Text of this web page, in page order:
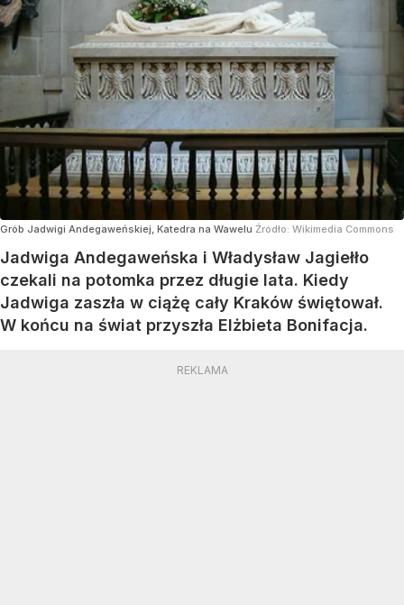
Grób Jadwigi Andegaweńskiej, Katedra na Wawelu Źródło: Wikimedia Commons
Jadwiga Andegaweńska i Władysław Jagiełło
czekali na potomka przez długie lata. Kiedy
Jadwiga zaszła w ciążę cały Kraków świętował.
W końcu na świat przyszła Elżbieta Bonifacja.